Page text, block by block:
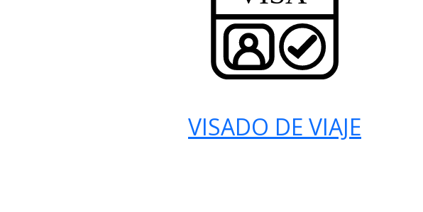
VISADO DE VIAJE